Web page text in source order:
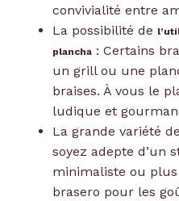
convivialité entre
La possibilité de
plancha : Certains
un grill ou une
braises. À vous le
ludique et
La grande variété
soyez adepte d’un
minimaliste ou
brasero pour les